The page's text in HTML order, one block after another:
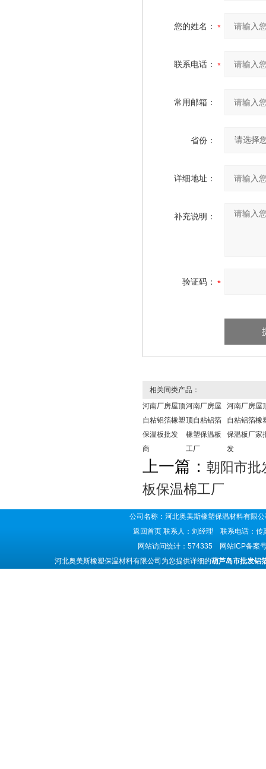
您的姓名：
联系电话：
常用邮箱：
省份：
详细地址：
补充说明：
验证码：
相关同类产品：
河南厂房屋顶
自粘铝箔橡塑
保温板批发
商
河南厂房屋
顶自粘铝箔
橡塑保温板
工厂
河南厂房屋
自粘铝箔橡
保温板厂家
发
上一篇： 朝阳市批
板保温棉工厂
公司名称：河北奥美斯橡塑保温材料有
返回首页 联系人：刘经理 联系电话：
网站访问统计：574335 网站ICP备案
河北奥美斯橡塑保温材料有限公司为您提供详细的葫芦岛市批发铝